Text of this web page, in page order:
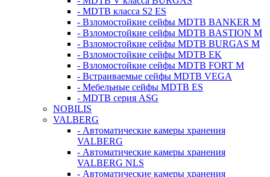
- MDTB класса S2 ES
- Взломостойкие сейфы MDTB BANKER M
- Взломостойкие сейфы MDTB BASTION M
- Взломостойкие сейфы MDTB BURGAS M
- Взломостойкие сейфы MDTB EK
- Взломостойкие сейфы MDTB FORT M
- Встраиваемые сейфы MDTB VEGA
- Мебельные сейфы MDTB ES
- MDTB серия ASG
NOBILIS
VALBERG
- Автоматические камеры хранения
VALBERG
- Автоматические камеры хранения
VALBERG NLS
- Автоматические камеры хранения